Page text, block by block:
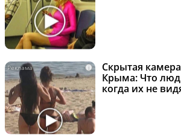
i
Скрытая
Крыма: Что
когда их не